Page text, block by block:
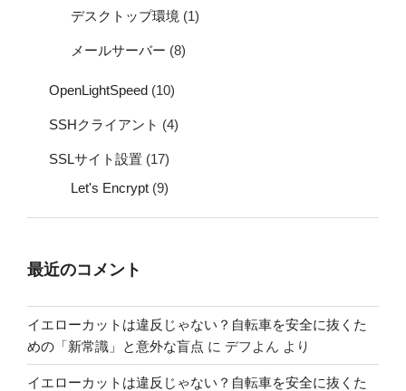
デスクトップ環境 (1)
メールサーバー (8)
OpenLightSpeed (10)
SSHクライアント (4)
SSLサイト設置 (17)
Let's Encrypt (9)
最近のコメント
イエローカットは違反じゃない？自転車を安全に抜くた
めの「新常識」と意外な盲点 に デフよん より
イエローカットは違反じゃない？自転車を安全に抜くた